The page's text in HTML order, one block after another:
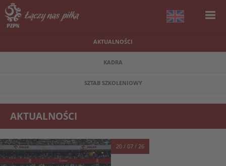
AKTUALNOŚCI
KADRA
SZTAB SZKOLENIOWY
AKTUALNOŚCI
20 / 07 / 26